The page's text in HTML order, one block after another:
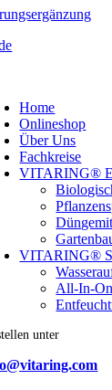
Home
Onlineshop
Über Uns
Fachkreise
VITARING®
VITARING®
All-In-
unter